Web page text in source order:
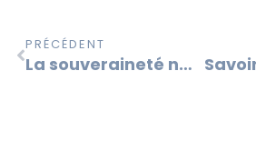
PRÉCÉDENT
La souveraineté nationale en Europe et en France et son impact sur la valeur des entreprises